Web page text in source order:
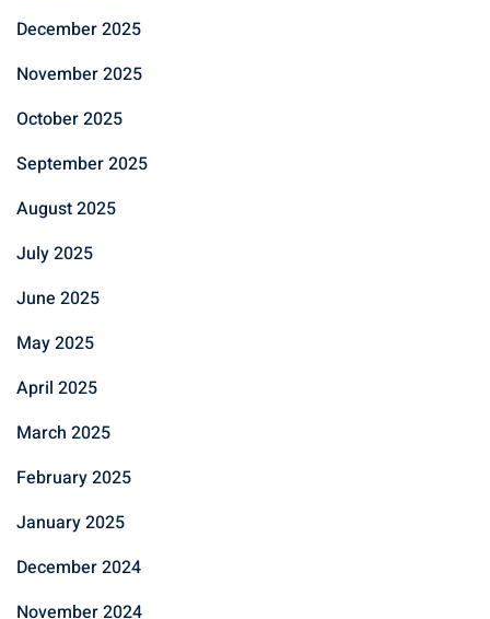
December 2025
November 2025
October 2025
September 2025
August 2025
July 2025
June 2025
May 2025
April 2025
March 2025
February 2025
January 2025
December 2024
November 2024